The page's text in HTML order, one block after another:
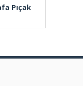
Pıçak